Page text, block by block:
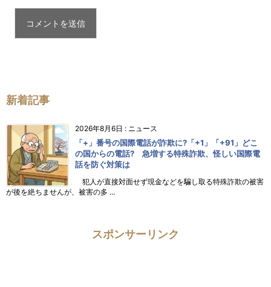
新着記事
2026年8月6日 : ニュース
「+」番号の国際電話が詐欺に?「+1」「+91」どこ
の国からの電話? 急増する特殊詐欺、怪しい国際電
話を防ぐ対策は
犯人が直接対面せず現金などを騙し取る特殊詐欺の被害
が後を絶ちませんが、被害の多 ...
スポンサーリンク